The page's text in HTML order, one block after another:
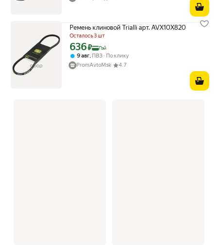
Ремень клиновой Trialli арт. AVX10X820
Осталось 3 шт
Цена с картой Яндекс Пэй 636 ₽ вместо
636₽ Пэй
9 авг, ПВЗ
По клику
PromAvtoMsk
4.7